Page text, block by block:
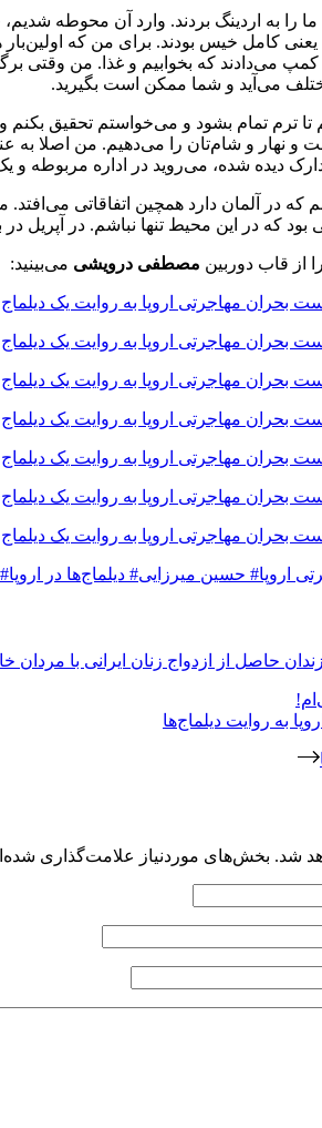
ما را به اردینگ بردند. وارد آن محوطه
کامل خیس بودند. برای من که
کمپ می‌دادند که بخوابیم و غذا. من
می‌آید و شما ممکن است بگیرید.
دیده شده، می‌روید در اداره مربوطه و
که در آلمان دارد همچین اتفاقاتی
بود که در این محیط تنها نباشم. در
قاب دوربین مصطفی درویشی می‌بینید:
اروپا# حسین میرزایی# دیلماج‌ها در اروپا
به روایت دیلماج‌ها
شد. بخش‌های موردنیاز علامت‌گذاری